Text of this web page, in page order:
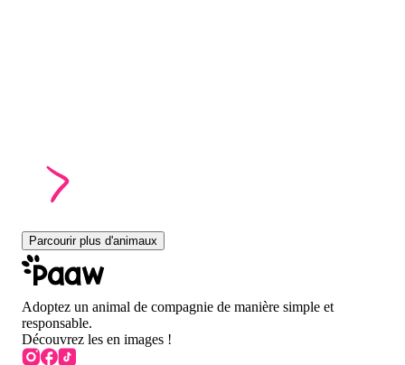
Parcourir plus d'animaux
Adoptez un animal de compagnie de manière simple et
responsable.
Découvrez les en images !